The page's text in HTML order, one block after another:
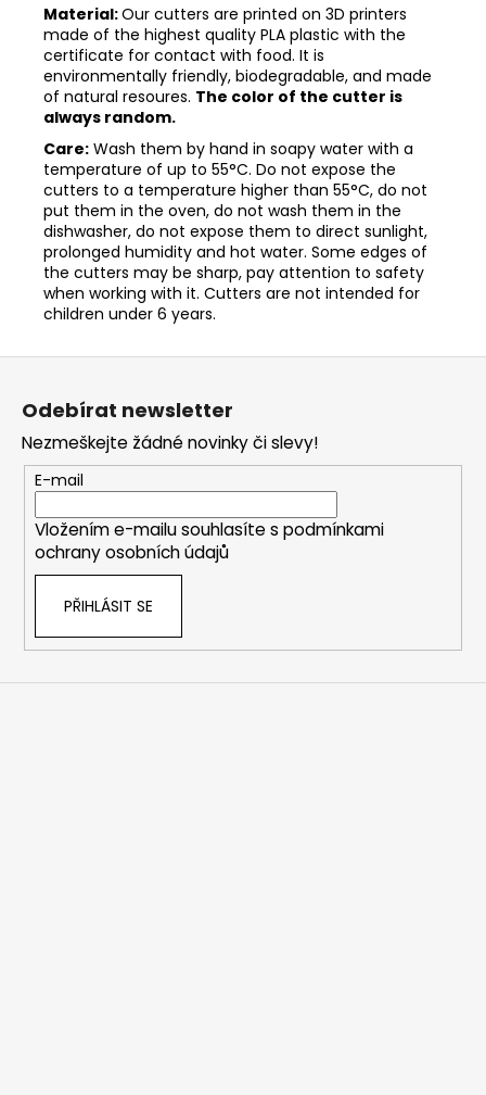
Material:Our cutters are printed on 3D printers
made of the highest quality PLA plastic with the
certificate for contact with food. It is
environmentally friendly, biodegradable, and made
of natural resoures. The color of the cutter is
always random.
Care: Wash them by hand in soapy water with a
temperature of up to 55°C. Do not expose the
cutters to a temperature higher than 55°C, do not
put them in the oven, do not wash them in the
dishwasher, do not expose them to direct sunlight,
prolonged humidity and hot water. Some edges of
the cutters may be sharp, pay attention to safety
when working with it. Cutters are not intended for
children under 6 years.
Z
Odebírat newsletter
Nezmeškejte žádné novinky či slevy!
E-mail
Vložením e-mailu souhlasíte s podmínkami
ochrany osobních údajů
PŘIHLÁSIT SE